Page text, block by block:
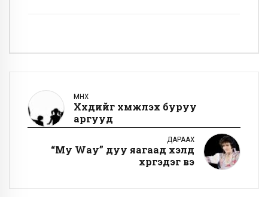
ӨМНӨХ
Хүүхдийг хүмүүжүүлэх буруу
аргууд
ДАРААХ
“My Way” дуу яагаад үхэлд
хүргэдэг вэ